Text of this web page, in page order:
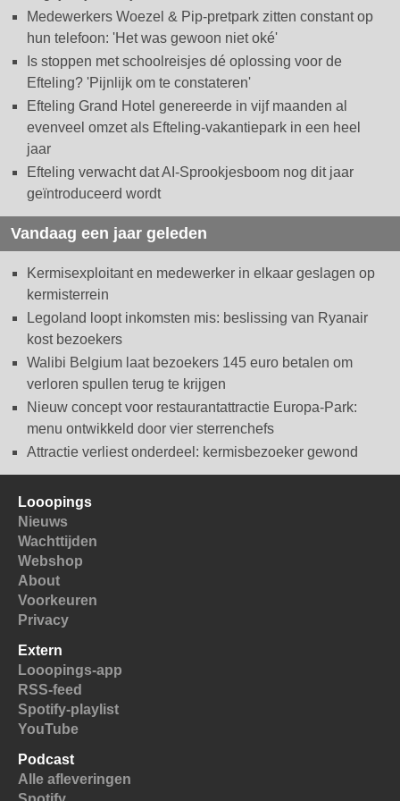
Medewerkers Woezel & Pip-pretpark zitten constant op
hun telefoon: 'Het was gewoon niet oké'
Is stoppen met schoolreisjes dé oplossing voor de
Efteling? 'Pijnlijk om te constateren'
Efteling Grand Hotel genereerde in vijf maanden al
evenveel omzet als Efteling-vakantiepark in een heel
jaar
Efteling verwacht dat AI-Sprookjesboom nog dit jaar
geïntroduceerd wordt
Vandaag een jaar geleden
Kermisexploitant en medewerker in elkaar geslagen op
kermisterrein
Legoland loopt inkomsten mis: beslissing van Ryanair
kost bezoekers
Walibi Belgium laat bezoekers 145 euro betalen om
verloren spullen terug te krijgen
Nieuw concept voor restaurantattractie Europa-Park:
menu ontwikkeld door vier sterrenchefs
Attractie verliest onderdeel: kermisbezoeker gewond
Looopings
Nieuws
Wachttijden
Webshop
About
Voorkeuren
Privacy
Extern
Looopings-app
RSS-feed
Spotify-playlist
YouTube
Podcast
Alle afleveringen